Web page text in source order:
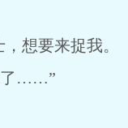
想要来捉我。
了……”